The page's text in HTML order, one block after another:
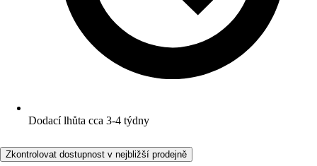
Dodací lhůta cca 3-4 týdny
Zkontrolovat dostupnost v nejbližší prodejně